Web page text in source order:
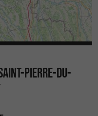
PIERRE-DU-